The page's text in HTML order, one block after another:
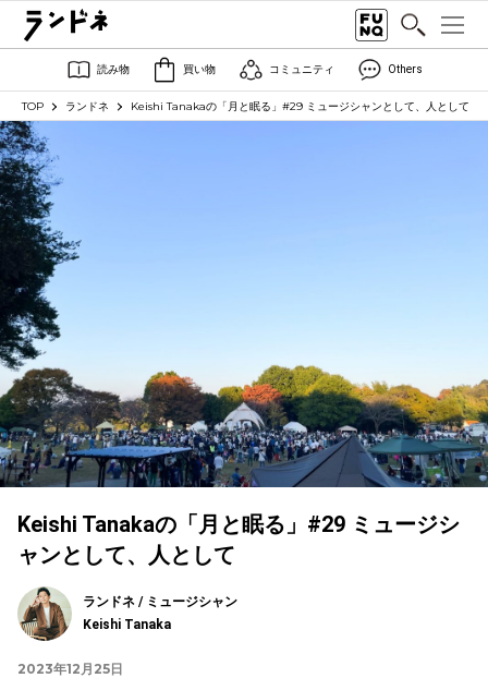
読み物 買い物 コミュニティ Others
TOP ランドネ Keishi Tanakaの「月と眠る」#29 ミュージシャンとして、人として
Keishi Tanakaの「月と眠る」#29 ミュージシ
ャンとして、人として
ランドネ / ミュージシャン
Keishi Tanaka
2023年12月25日